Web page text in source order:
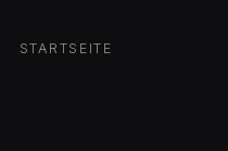
STARTSEITE